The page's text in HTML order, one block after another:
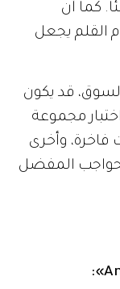
كما أن
القلم يجعل
قد يكون
مجموعة
وأخرى
المفضل